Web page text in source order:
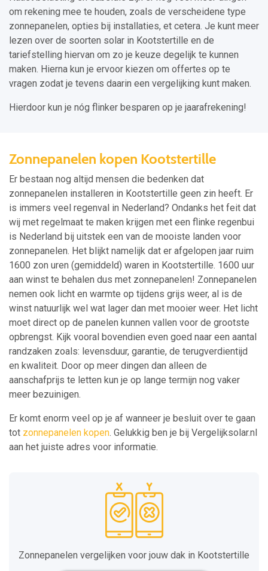
om rekening mee te houden, zoals de verscheidene type
zonnepanelen, opties bij installaties, et cetera. Je kunt meer
lezen over de soorten solar in Kootstertille en de
tariefstelling hiervan om zo je keuze degelijk te kunnen
maken. Hierna kun je ervoor kiezen om offertes op te
vragen zodat je tevens daarin een vergelijking kunt maken.
Hierdoor kun je nóg flinker besparen op je jaarafrekening!
Zonnepanelen kopen Kootstertille
Er bestaan nog altijd mensen die bedenken dat
zonnepanelen installeren in Kootstertille geen zin heeft. Er
is immers veel regenval in Nederland? Ondanks het feit dat
wij met regelmaat te maken krijgen met een flinke regenbui
is Nederland bij uitstek een van de mooiste landen voor
zonnepanelen. Het blijkt namelijk dat er afgelopen jaar ruim
1600 zon uren (gemiddeld) waren in Kootstertille. 1600 uur
aan winst te behalen dus met zonnepanelen! Zonnepanelen
nemen ook licht en warmte op tijdens grijs weer, al is de
winst natuurlijk wel wat lager dan met mooier weer. Het licht
moet direct op de panelen kunnen vallen voor de grootste
opbrengst. Kijk vooral bovendien even goed naar een aantal
randzaken zoals: levensduur, garantie, de terugverdientijd
en kwaliteit. Door op meer dingen dan alleen de
aanschafprijs te letten kun je op lange termijn nog vaker
meer bezuinigen.
Er komt enorm veel op je af wanneer je besluit over te gaan
tot zonnepanelen kopen. Gelukkig ben je bij Vergelijksolar.nl
aan het juiste adres voor informatie.
Zonnepanelen vergelijken voor jouw dak in Kootstertille